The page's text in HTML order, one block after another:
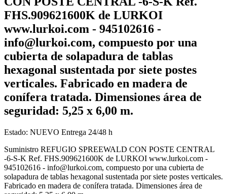
FHS.909621600K de LURKOI
www.lurkoi.com - 945102616 -
info@lurkoi.com, compuesto por una
cubierta de solapadura de tablas
hexagonal sustentada por siete postes
verticales. Fabricado en madera de
conífera tratada. Dimensiones área de
seguridad: 5,25 x 6,00 m.
Estado: NUEVO Entrega 24/48 h
Suministro REFUGIO SPREEWALD CON POSTE CENTRAL
-6-S-K Ref. FHS.909621600K de LURKOI www.lurkoi.com -
945102616 - info@lurkoi.com, compuesto por una cubierta de
solapadura de tablas hexagonal sustentada por siete postes verticales.
Fabricado en madera de conífera tratada. Dimensiones área de